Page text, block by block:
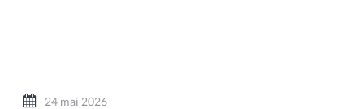
24 mai 2026